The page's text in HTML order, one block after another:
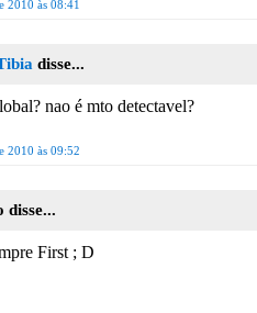
2010 às 08:41
disse...
nao é mto detectavel?
2010 às 09:52
disse...
First ; D